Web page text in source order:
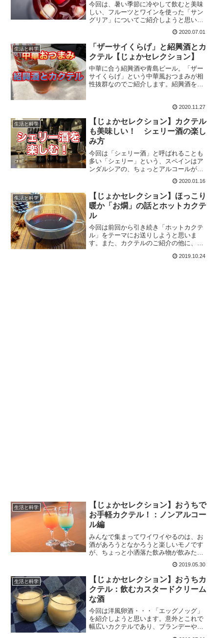
今回は、暑い季節に冷やして飲むと美味
しい、フルーツとワインを使った「サン
グリア」についてご紹介しようと思いま
す。日本だと本式の漬け込んだサングリ
アは難しいのですが、その場でささっと
作る「なんちゃって」でも、これがなか
なか美味しいのです。
2020.07.01
生活と科学
「ザーサイくらげ」と紹興酒とカ
クテル【じょかセレクション】
中華に合う紹興酒や青島ビール。「ザー
サイくらげ」という中華風おつまみが相
性抜群なのでご紹介します。紹興酒を使
2020.11.27
生活と科学
【じょかセレクション】カクテル
も美味しい！ シェリー酒の楽し
み方
今回は「シェリー酒」と呼ばれることも
多い「シェリー」という、スペインはア
ンダルシアの、ちょっとアルコールが強
思います。食前酒などとしてそのまま飲
むのも美味しいですが、炭酸飲料で割る
「レブヒート」も美味しい
2020.01.16
生活と科学
【じょかセレクション】ほっこり
暖か「お燗」の話とホットカクテ
ル
今回は前回から引き続き「ホットカクテ
ル」をテーマにお送りしようと思いま
す。また、カクテルのご紹介の他に、寒
度についても触れていこうと思います。
2019.10.24
生活と科学
【じょかセレクション】おうちで
お手軽カクテル！：ノンアルコー
ル編
みんなで集まってワイワイやるのは、お
酒があろうとなかろうと楽しいモノです
が、ちょっと小洒落た飲み物が飲みた
わいたい、みたいなシーンはあるでしょ
う。今回は、そういう時に良いノンアル
コールカクテルをご紹介。
2019.05.30
生活と科学
【じょかセレクション】おうちカ
クテル：飲むカスタードクリーム
な酒
今回は洋風卵酒・・・「エッグノッグ」
を紹介しようと思います。意外とこれで
幅広いカクテルであり、ブランデーやラ